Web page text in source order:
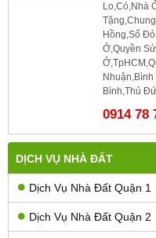
DỊCH VỤ NHÀ ĐẤT
Dịch Vụ Nhà Đất Quận 1
Dịch Vụ Nhà Đất Quận 2
Lo,Có,Nhà
Hồng,Sổ
Ở,Quyền
Nhuận,Bình
Bình,Thủ
0914 78